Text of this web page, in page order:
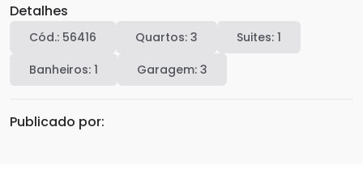
Detalhes
Cód.: 56416 Quartos: 3 Suites: 1
Banheiros: 1 Garagem: 3
Publicado por: